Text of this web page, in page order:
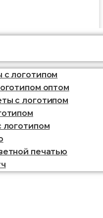
с логотипом
оптом
с логотипом
логотипом
печатью